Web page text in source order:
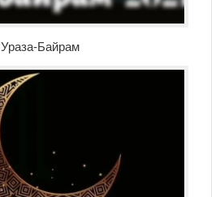
Ураза-Байрам